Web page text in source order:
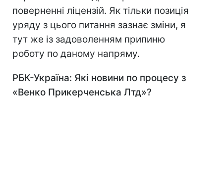
поверненні ліцензій. Як тільки позиція
уряду з цього питання зазнає зміни, я
тут же із задоволенням припиню
роботу по даному напряму.
РБК-Україна: Які новини по процесу з
«Венко Прикерченська Лтд»?